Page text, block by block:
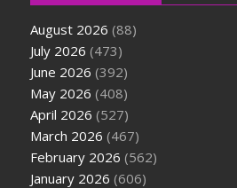
August 2026 (88)
July 2026 (473)
June 2026 (392)
May 2026 (408)
April 2026 (527)
March 2026 (467)
February 2026 (562)
January 2026 (606)